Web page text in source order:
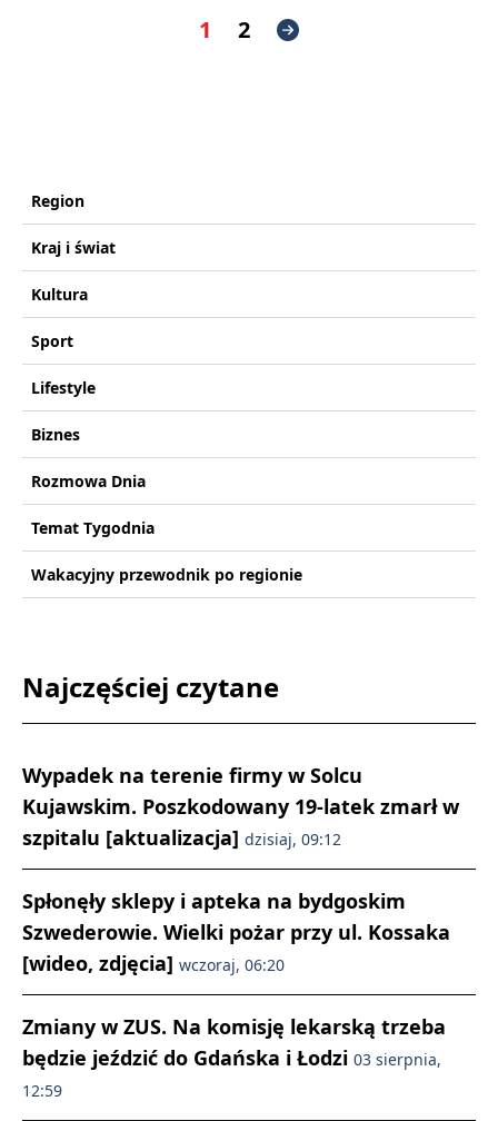
1 2
Region
Kraj i świat
Kultura
Sport
Lifestyle
Biznes
Rozmowa Dnia
Temat Tygodnia
Wakacyjny przewodnik po regionie
Najczęściej czytane
Wypadek na terenie firmy w Solcu
Kujawskim. Poszkodowany 19-latek zmarł w
szpitalu [aktualizacja] dzisiaj, 09:12
Spłonęły sklepy i apteka na bydgoskim
Szwederowie. Wielki pożar przy ul. Kossaka
[wideo, zdjęcia] wczoraj, 06:20
Zmiany w ZUS. Na komisję lekarską trzeba
będzie jeździć do Gdańska i Łodzi 03 sierpnia,
12:59